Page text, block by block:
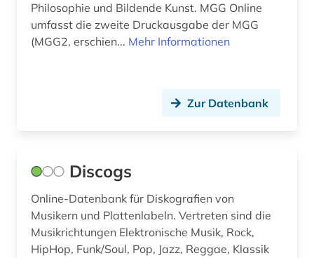
instrumentalmusiker (1)
interdisziplinarität (1)
jazz (4)
juden (2)
judentum (3)
Philosophie und Bildende Kunst. MGG Online
umfasst die zweite Druckausgabe der MGG
(MGG2, erschien... Mehr Informationen
Zur Datenbank
Discogs
Online-Datenbank für Diskografien von
Musikern und Plattenlabeln. Vertreten sind die
Musikrichtungen Elektronische Musik, Rock,
HipHop, Funk/Soul, Pop, Jazz, Reggae, Klassik